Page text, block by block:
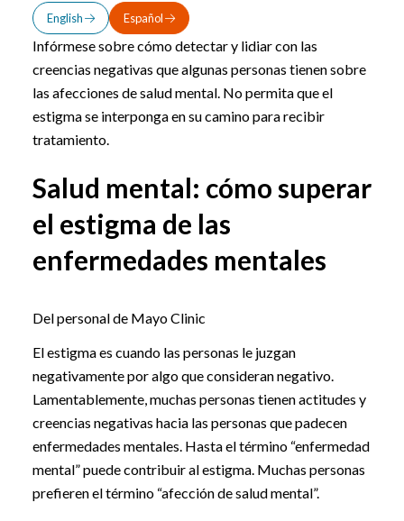
English Español
Infórmese sobre cómo detectar y lidiar con las
creencias negativas que algunas personas tienen sobre
las afecciones de salud mental. No permita que el
estigma se interponga en su camino para recibir
tratamiento.
Salud mental: cómo superar
el estigma de las
enfermedades mentales
Del personal de Mayo Clinic
El estigma es cuando las personas le juzgan
negativamente por algo que consideran negativo.
Lamentablemente, muchas personas tienen actitudes y
creencias negativas hacia las personas que padecen
enfermedades mentales. Hasta el término “enfermedad
mental” puede contribuir al estigma. Muchas personas
prefieren el término “afección de salud mental”.